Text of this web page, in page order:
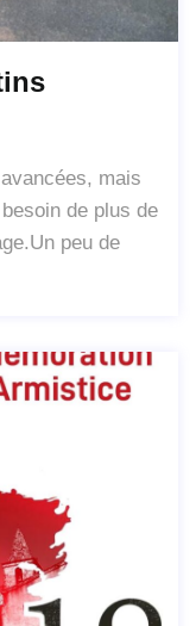
mais
de plus de
peu de